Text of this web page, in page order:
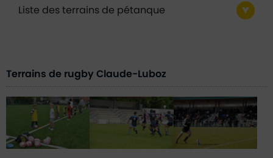
Liste des terrains de pétanque
Terrains de rugby Claude-Luboz